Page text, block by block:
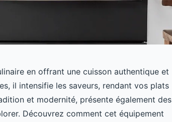
en offrant une cuisson authentique et
il intensifie les saveurs, rendant vos plats
et modernité, présente également des
Découvrez comment cet équipement